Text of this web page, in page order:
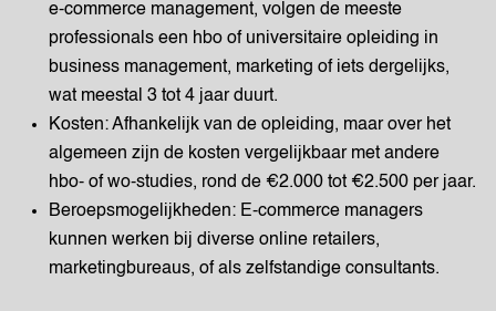
e-commerce management, volgen de meeste
professionals een hbo of universitaire opleiding in
business management, marketing of iets dergelijks,
wat meestal 3 tot 4 jaar duurt.
Kosten: Afhankelijk van de opleiding, maar over het
algemeen zijn de kosten vergelijkbaar met andere
hbo- of wo-studies, rond de €2.000 tot €2.500 per jaar.
Beroepsmogelijkheden: E-commerce managers
kunnen werken bij diverse online retailers,
marketingbureaus, of als zelfstandige consultants.